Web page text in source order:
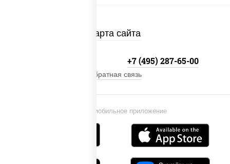
Карта сайта
Установи мобильное приложение
+7 (495) 287-65-00
Обратная связь